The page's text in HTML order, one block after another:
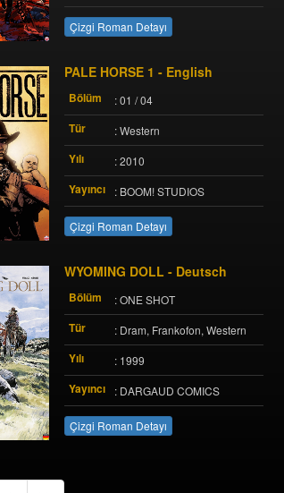
Çizgi Roman Detayı
PALE HORSE 1 - English
Bölüm : 01 / 04
Tür : Western
Yılı : 2010
Yayıncı : BOOM! STUDIOS
Çizgi Roman Detayı
WYOMING DOLL - Deutsch
Bölüm : ONE SHOT
Tür : Dram, Frankofon, Western
Yılı : 1999
Yayıncı : DARGAUD COMICS
Çizgi Roman Detayı